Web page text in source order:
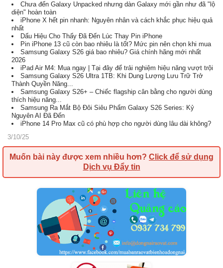
Chưa đến Galaxy Unpacked nhưng dàn Galaxy mới gần như đã "lộ
diện" hoàn toàn
iPhone X hết pin nhanh: Nguyên nhân và cách khắc phục hiệu quả
nhất
Dấu Hiệu Cho Thấy Đã Đến Lúc Thay Pin iPhone
Pin iPhone 13 cũ còn bao nhiêu là tốt? Mức pin nên chọn khi mua
Samsung Galaxy S26 giá bao nhiêu? Giá chính hãng mới nhất
2026
iPad Air M4: Mua ngay | Tại đây để trải nghiệm hiệu năng vượt trội
Samsung Galaxy S26 Ultra 1TB: Khi Dung Lượng Lưu Trữ Trở
Thành Quyền Năng...
Samsung Galaxy S26+ – Chiếc flagship cân bằng cho người dùng
thích hiệu năng...
Samsung Ra Mắt Bộ Đôi Siêu Phẩm Galaxy S26 Series: Kỷ
Nguyên AI Đã Đến
iPhone 14 Pro Max cũ có phù hợp cho người dùng lâu dài không?
3/10/25
Muốn bài này được xem nhiều hơn? Click để sử dụng
Dịch vụ Đẩy tin